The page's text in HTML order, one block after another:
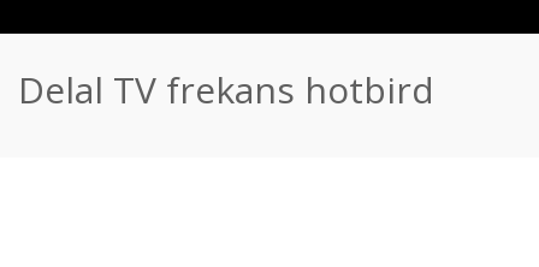
Delal TV frekans hotbird